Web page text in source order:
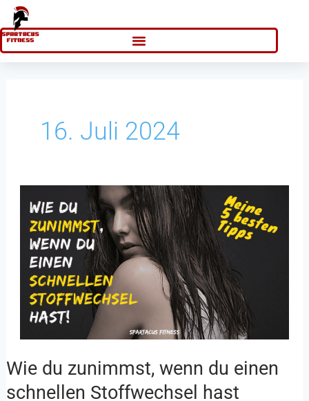
Zum
Inhalt
springen
16. Juli 2024
Wie du zunimmst, wenn du einen
schnellen Stoffwechsel hast
Wie